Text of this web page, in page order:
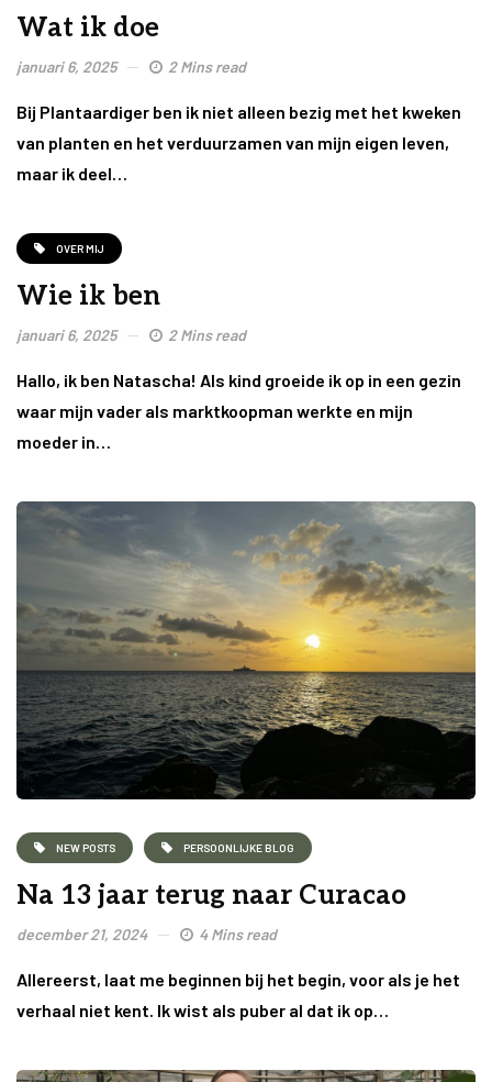
Wat ik doe
januari 6, 2025 2 Mins read
Bij Plantaardiger ben ik niet alleen bezig met het kweken
van planten en het verduurzamen van mijn eigen leven,
maar ik deel…
OVER MIJ
Wie ik ben
januari 6, 2025 2 Mins read
Hallo, ik ben Natascha! Als kind groeide ik op in een gezin
waar mijn vader als marktkoopman werkte en mijn
moeder in…
NEW POSTS PERSOONLIJKE BLOG
Na 13 jaar terug naar Curacao
december 21, 2024 4 Mins read
Allereerst, laat me beginnen bij het begin, voor als je het
verhaal niet kent. Ik wist als puber al dat ik op…